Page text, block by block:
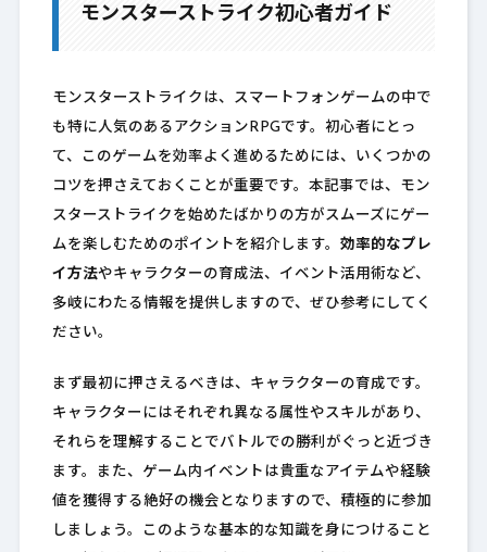
モンスターストライク初心者ガイド
モンスターストライクは、スマートフォンゲームの中で
も特に人気のあるアクションRPGです。初心者にとっ
て、このゲームを効率よく進めるためには、いくつかの
コツを押さえておくことが重要です。本記事では、モン
スターストライクを始めたばかりの方がスムーズにゲー
ムを楽しむためのポイントを紹介します。 効率的なプレ
イ方法やキャラクターの育成法、イベント活用術など、
多岐にわたる情報を提供しますので、ぜひ参考にしてく
ださい。
まず最初に押さえるべきは、キャラクターの育成です。
キャラクターにはそれぞれ異なる属性やスキルがあり、
それらを理解することでバトルでの勝利がぐっと近づき
ます。また、ゲーム内イベントは貴重なアイテムや経験
値を獲得する絶好の機会となりますので、積極的に参加
しましょう。このような基本的な知識を身につけること